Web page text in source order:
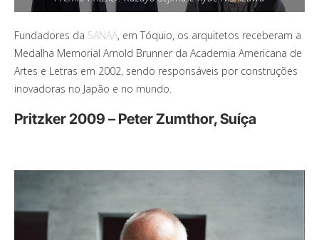
Fundadores da SANAA, em Tóquio, os arquitetos receberam a
Medalha Memorial Arnold Brunner da Academia Americana de
Artes e Letras em 2002, sendo responsáveis por construções
inovadoras no Japão e no mundo.
Pritzker 2009 – Peter Zumthor, Suíça